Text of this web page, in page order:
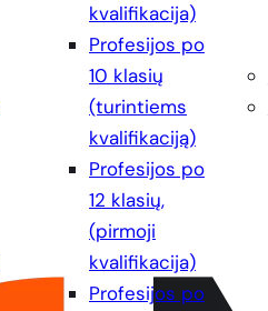
kvalifikacija)
Profesijos po
10 klasių
(turintiems
kvalifikaciją)
Profesijos po
12 klasių,
(pirmoji
kvalifikacija)
Profesijos po